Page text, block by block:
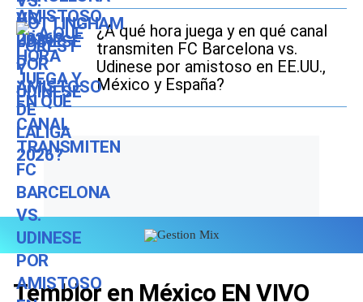
¿A qué hora juega y en qué canal
transmiten FC Barcelona vs.
Udinese por amistoso en EE.UU.,
México y España?